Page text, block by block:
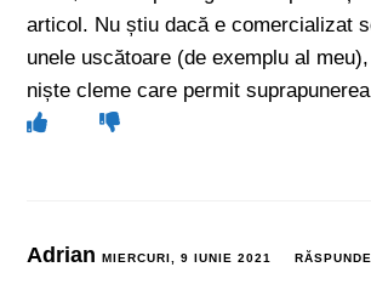
articol. Nu știu dacă e comercializat
unele uscătoare (de exemplu al
niște cleme care permit
AdrianMIERCURI, 9 IUNIE 2021 RĂSPUNDE